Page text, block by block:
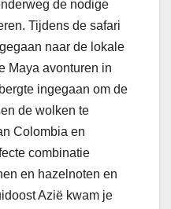
de nodige
Tijdens de safari
naar de lokale
Maya avonturen in
ingegaan om de
de wolken te
Colombia en
combinatie
en hazelnoten en
Azië kwam je